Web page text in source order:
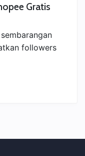
Gratis
followers